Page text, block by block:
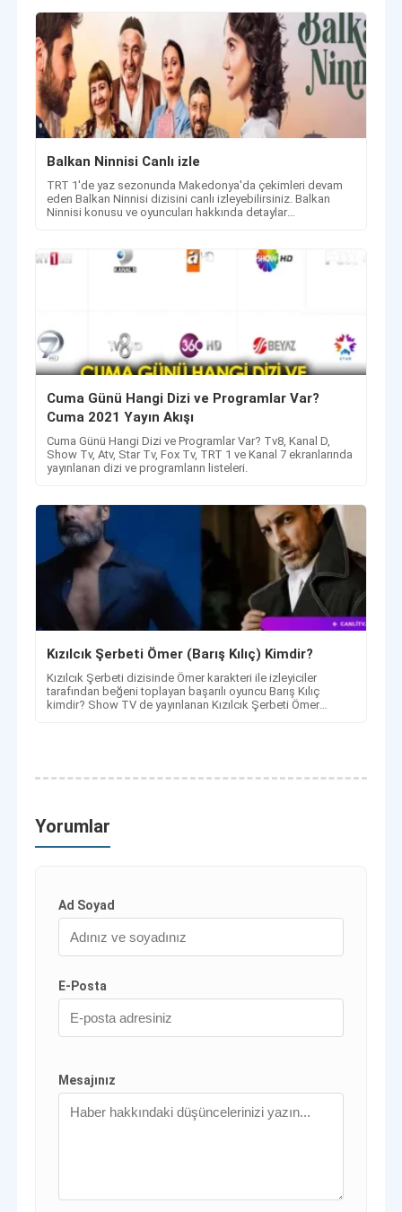
Balkan Ninnisi Canlı izle
TRT 1'de yaz sezonunda Makedonya'da çekimleri devam
eden Balkan Ninnisi dizisini canlı izleyebilirsiniz. Balkan
Ninnisi konusu ve oyuncuları hakkında detaylar
Cuma Günü Hangi Dizi ve Programlar Var?
Cuma 2021 Yayın Akışı
Cuma Günü Hangi Dizi ve Programlar Var? Tv8, Kanal D,
Show Tv, Atv, Star Tv, Fox Tv, TRT 1 ve Kanal 7 ekranlarında
yayınlanan dizi ve programların listeleri.
Kızılcık Şerbeti Ömer (Barış Kılıç) Kimdir?
Kızılcık Şerbeti dizisinde Ömer karakteri ile izleyiciler
tarafından beğeni toplayan başarılı oyuncu Barış Kılıç
kimdir? Show TV de yayınlanan Kızılcık Şerbeti Ömer
Yorumlar
Ad Soyad
E-Posta
Mesajınız